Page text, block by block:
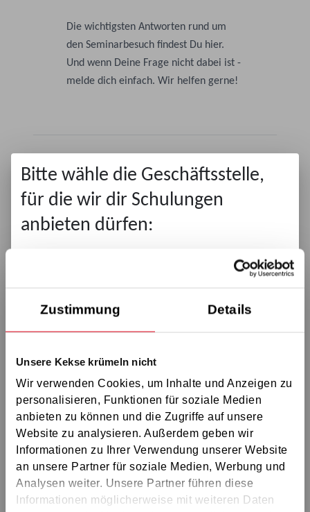
Zustimmung Details
Unsere Kekse krümeln nicht
Wir verwenden Cookies, um Inhalte und Anzeigen zu
personalisieren, Funktionen für soziale Medien
anbieten zu können und die Zugriffe auf unsere
Website zu analysieren. Außerdem geben wir
Informationen zu Ihrer Verwendung unserer Website
an unsere Partner für soziale Medien, Werbung und
Analysen weiter. Unsere Partner führen diese
Informationen möglicherweise mit weiteren Daten
Bitte wähle die Geschäftsstelle,
für die wir dir Schulungen
anbieten dürfen:
GS Schweinfurt
GS Würzburg
GS Bamberg
GS Erlangen
GS Nürnberg
GS Westmittelfranken
GS Amberg
GS Regensburg
GS Ingolstadt
Die wichtigsten Antworten rund um
den Seminarbesuch findest Du hier.
Und wenn Deine Frage nicht dabei ist -
melde dich einfach. Wir helfen gerne!
In welcher Reihenfolge sollen
Seminare besucht werden?
werden?
Kostenfreie Online-Schulungen
Was ist Moodle?
Haben auch Ersatzmitglieder einen